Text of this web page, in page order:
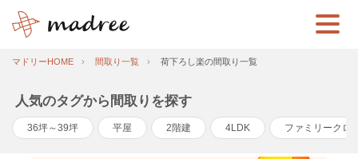
マドリーHOME 間取り一覧 荷下ろし楽の間取り一覧
人気のタグから間取りを探す
36坪～39坪 平屋 2階建 4LDK ファミリークロ